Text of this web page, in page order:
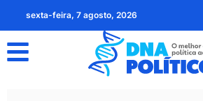
sexta-feira, 7 agosto, 2026